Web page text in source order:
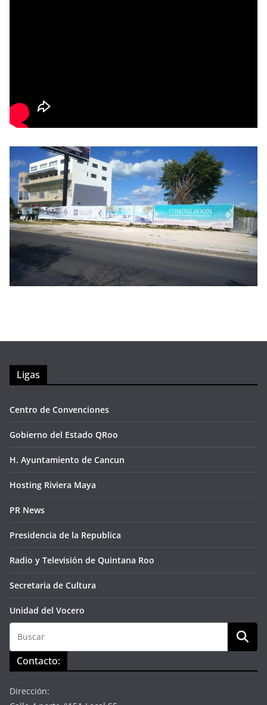
Ligas
Centro de Convenciones
Gobierno del Estado QRoo
H. Ayuntamiento de Cancun
Hosting Riviera Maya
PR News
Presidencia de la Republica
Radio y Televisión de Quintana Roo
Secretaria de Cultura
Unidad del Vocero
Contacto:
Dirección: